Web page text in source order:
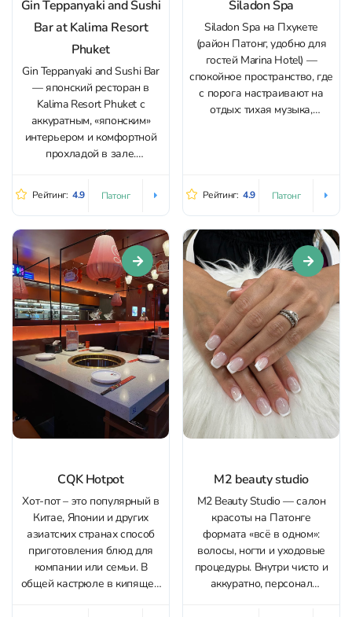
Gin Teppanyaki and Sushi
Bar at Kalima Resort
Phuket
Gin Teppanyaki and Sushi Bar
— японский ресторан в
Kalima Resort Phuket с
аккуратным, «японским»
интерьером и комфортной
прохладой в зале.
для спокойного обеда, и для
романтического ужина:
атмосфера здесь камерная,
без суеты, а из окон
открывается вид на океан.
Кухня строится вокруг
свежих суши и сашими...
Рейтинг: 4.9 Патонг
Siladon Spa
Siladon Spa на Пхукете
(район Патонг, удобно для
гостей Marina Hotel) —
спокойное пространство, где
с порога настраивают на
отдых: тихая музыка,
безупречную чистоту и
комнаты до мелочей,
которые помогают
расслабиться. Основной
фокус...
Рейтинг: 4.9 Патонг
CQK Hotpot
Хот-пот – это популярный в
Китае, Японии и других
азиатских странах способ
приготовления блюд для
компании или семьи. В
общей кастрюле в кипящем
M2 beauty studio
M2 Beauty Studio — салон
красоты на Патонге
формата «всё в одном»:
волосы, ногти и уходовые
процедуры. Внутри чисто и
аккуратно, персонал